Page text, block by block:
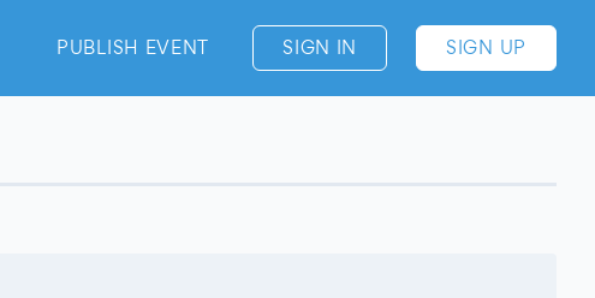
PUBLISH EVENT SIGN IN SIGN UP